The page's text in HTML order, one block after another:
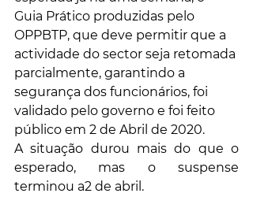
Guia Prático produzidas pelo
OPPBTP, que deve permitir que a
actividade do sector seja retomada
parcialmente, garantindo a
segurança dos funcionários, foi
validado pelo governo e foi feito
público em 2 de Abril de 2020.
A situação durou mais do que o
esperado, mas o suspense
terminou a2 de abril.